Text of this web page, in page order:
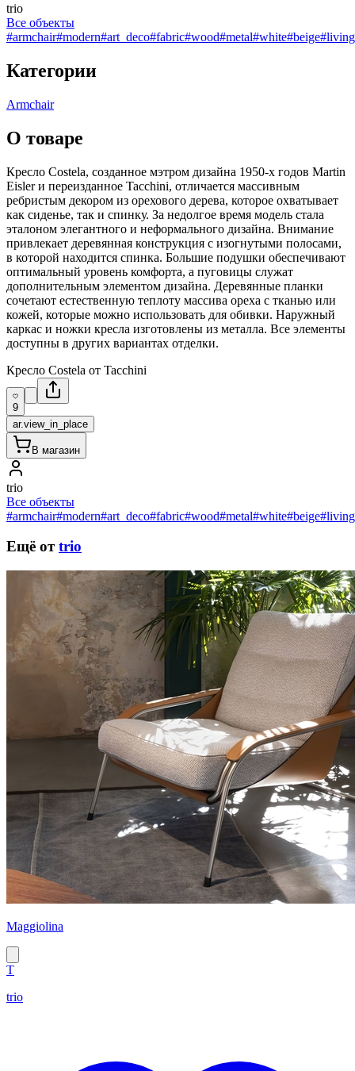
trio
Все объекты
#armchair#modern#art_deco#fabric#wood#metal#white#beige
Категории
Armchair
О товаре
Кресло Costela, созданное мэтром дизайна 1950-х годов Martin
Eisler и переизданное Tacchini, отличается массивным
ребристым декором из орехового дерева, которое охватывает
как сиденье, так и спинку. За недолгое время модель стала
эталоном элегантного и неформального дизайна. Внимание
привлекает деревянная конструкция с изогнутыми полосами,
в которой находится спинка. Большие подушки обеспечивают
оптимальный уровень комфорта, а пуговицы служат
дополнительным элементом дизайна. Деревянные планки
сочетают естественную теплоту массива ореха с тканью или
кожей, которые можно использовать для обивки. Наружный
каркас и ножки кресла изготовлены из металла. Все элементы
доступны в других вариантах отделки.
Кресло Costela от Tacchini
9
ar.view_in_place
В магазин
trio
Все объекты
#armchair#modern#art_deco#fabric#wood#metal#white#beige
Ещё от trio
Maggiolina
T
trio